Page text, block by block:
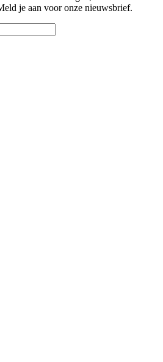
je aan voor onze nieuwsbrief.